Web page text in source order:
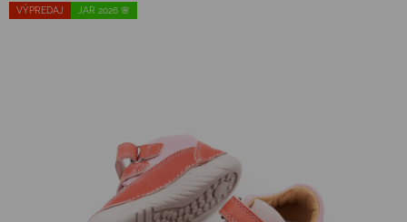
VÝPREDAJ JAR 2026 🌸